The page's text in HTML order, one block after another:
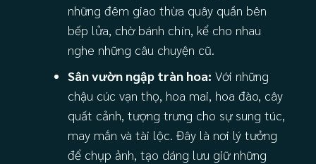
những đêm giao thừa quây quần bên
bếp lửa, chờ bánh chín, kể cho nhau
nghe những câu chuyện cũ.
Sân vườn ngập tràn hoa: Với những
chậu cúc vạn thọ, hoa mai, hoa đào, cây
quất cảnh, tượng trưng cho sự sung túc,
may mắn và tài lộc. Đây là nơi lý tưởng
để chụp ảnh, tạo dáng lưu giữ những